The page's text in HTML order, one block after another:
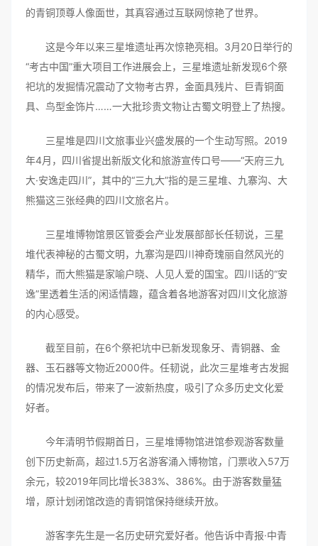
的青铜顶尊人像面世，其真容通过互联网惊艳了世界。
这是今年以来三星堆遗址再次惊艳亮相。3月20日举行的
“考古中国”重大项目工作进展会上，三星堆遗址新发现6个祭
祀坑的发掘情况震动了文物考古界，金面具残片、巨青铜面
具、鸟型金饰片……一大批珍贵文物让古蜀文明登上了热搜。
三星堆是四川文旅事业兴盛发展的一个生动写照。2019
年4月，四川省提出新版文化和旅游宣传口号——“天府三九
大·安逸走四川”，其中的“三九大”指的是三星堆、九寨沟、大
熊猫这三张经典的四川文旅名片。
三星堆博物馆景区管委会产业发展部部长任韧说，三星
堆代表神秘的古蜀文明，九寨沟是四川神奇瑰丽自然风光的
精华，而大熊猫是家喻户晓、人见人爱的国宝。四川话的“安
逸”里透着生活的闲适情趣，蕴含着各地游客对四川文化旅游
的内心感受。
截至目前，在6个祭祀坑中已新发现象牙、青铜器、金
器、玉石器等文物近2000件。任韧说，此次三星堆考古发掘
的情况发布后，带来了一波新热度，吸引了众多历史文化爱
好者。
今年清明节假期首日，三星堆博物馆进馆参观游客数量
创下历史新高，超过1.5万名游客涌入博物馆，门票收入57万
余元，较2019年同比增长383%、386%。由于游客数量猛
增，原计划闭馆改造的青铜馆保持继续开放。
游客李先生是一名历史研究爱好者。他告诉中青报·中青